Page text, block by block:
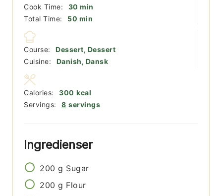
Cook Time:
30 minutter
min
Total Time:
50 minutter
min
Course:
Dessert, Dessert
Cuisine:
Danish, Dansk
Servings: 8 servings
Calories: 300 kcal
Ingredienser
200 g Sugar
200 g Flour